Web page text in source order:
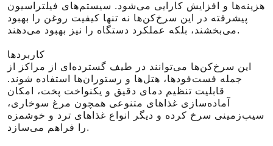
هزینه‌ها و افزایش کارایی می‌شود. سیستم‌های فیلتراسیون
پیشرفته در این سرخ‌کن‌ها نه تنها کیفیت روغن را بهبود
می‌بخشند، بلکه عملکرد دستگاه را نیز بهبود می‌دهند.
کاربردها
این سرخ‌کن‌ها می‌توانند در طیف گسترده‌ای از مراکز از
جمله فست‌فودها، هتل‌ها و رستوران‌ها استفاده شوند.
قابلیت تنظیم دمای دقیق و یکنواخت پخت، امکان
آماده‌سازی غذاهای متنوعی همچون مرغ سوخاری،
سیب‌زمینی سرخ کرده و دیگر انواع غذاهای ترد و خوشمزه
را فراهم می‌سازد.